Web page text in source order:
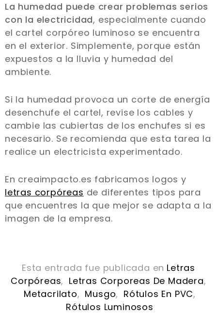
La humedad puede crear problemas serios
con la electricidad, especialmente cuando
el cartel corpóreo luminoso se encuentra
en el exterior. Simplemente, porque están
expuestos a la lluvia y humedad del
ambiente.
Si la humedad provoca un corte de energía
desenchufe el cartel, revise los cables y
cambie las cubiertas de los enchufes si es
necesario. Se recomienda que esta tarea la
realice un electricista experimentado.
En creaimpacto.es fabricamos logos y
letras corpóreas de diferentes tipos para
que encuentres la que mejor se adapta a la
imagen de la empresa.
Esta entrada fue publicada en Letras
Corpóreas, Letras Corporeas De Madera,
Metacrilato, Musgo, Rótulos En PVC,
Rótulos Luminosos